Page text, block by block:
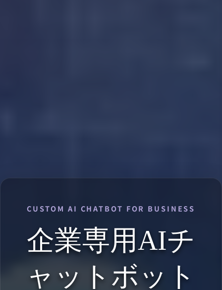
CUSTOM AI CHATBOT FOR BUSINESS
企業専用AIチ
ャットボット